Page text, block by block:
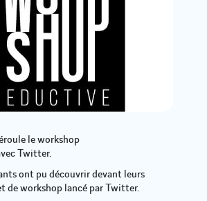
le workshop
Twitter.
ont pu découvrir devant leurs
de workshop lancé par Twitter.